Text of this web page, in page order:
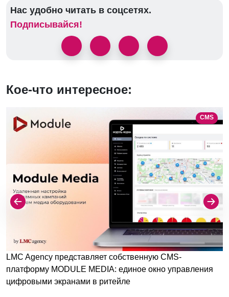
Нас удобно читать в соцсетях.
Подписывайся!
Кое-что интересное:
CMS
LMC Agency представляет собственную CMS-
платформу MODULE MEDIA: единое окно управления
цифровыми экранами в ритейле